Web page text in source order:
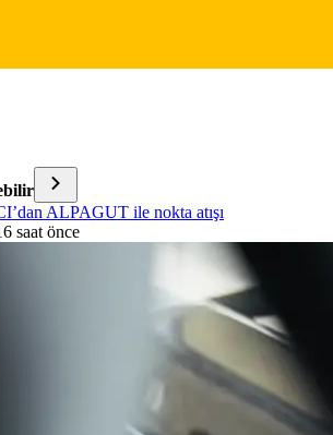
ALPAGUT ile nokta atışı
saat önce